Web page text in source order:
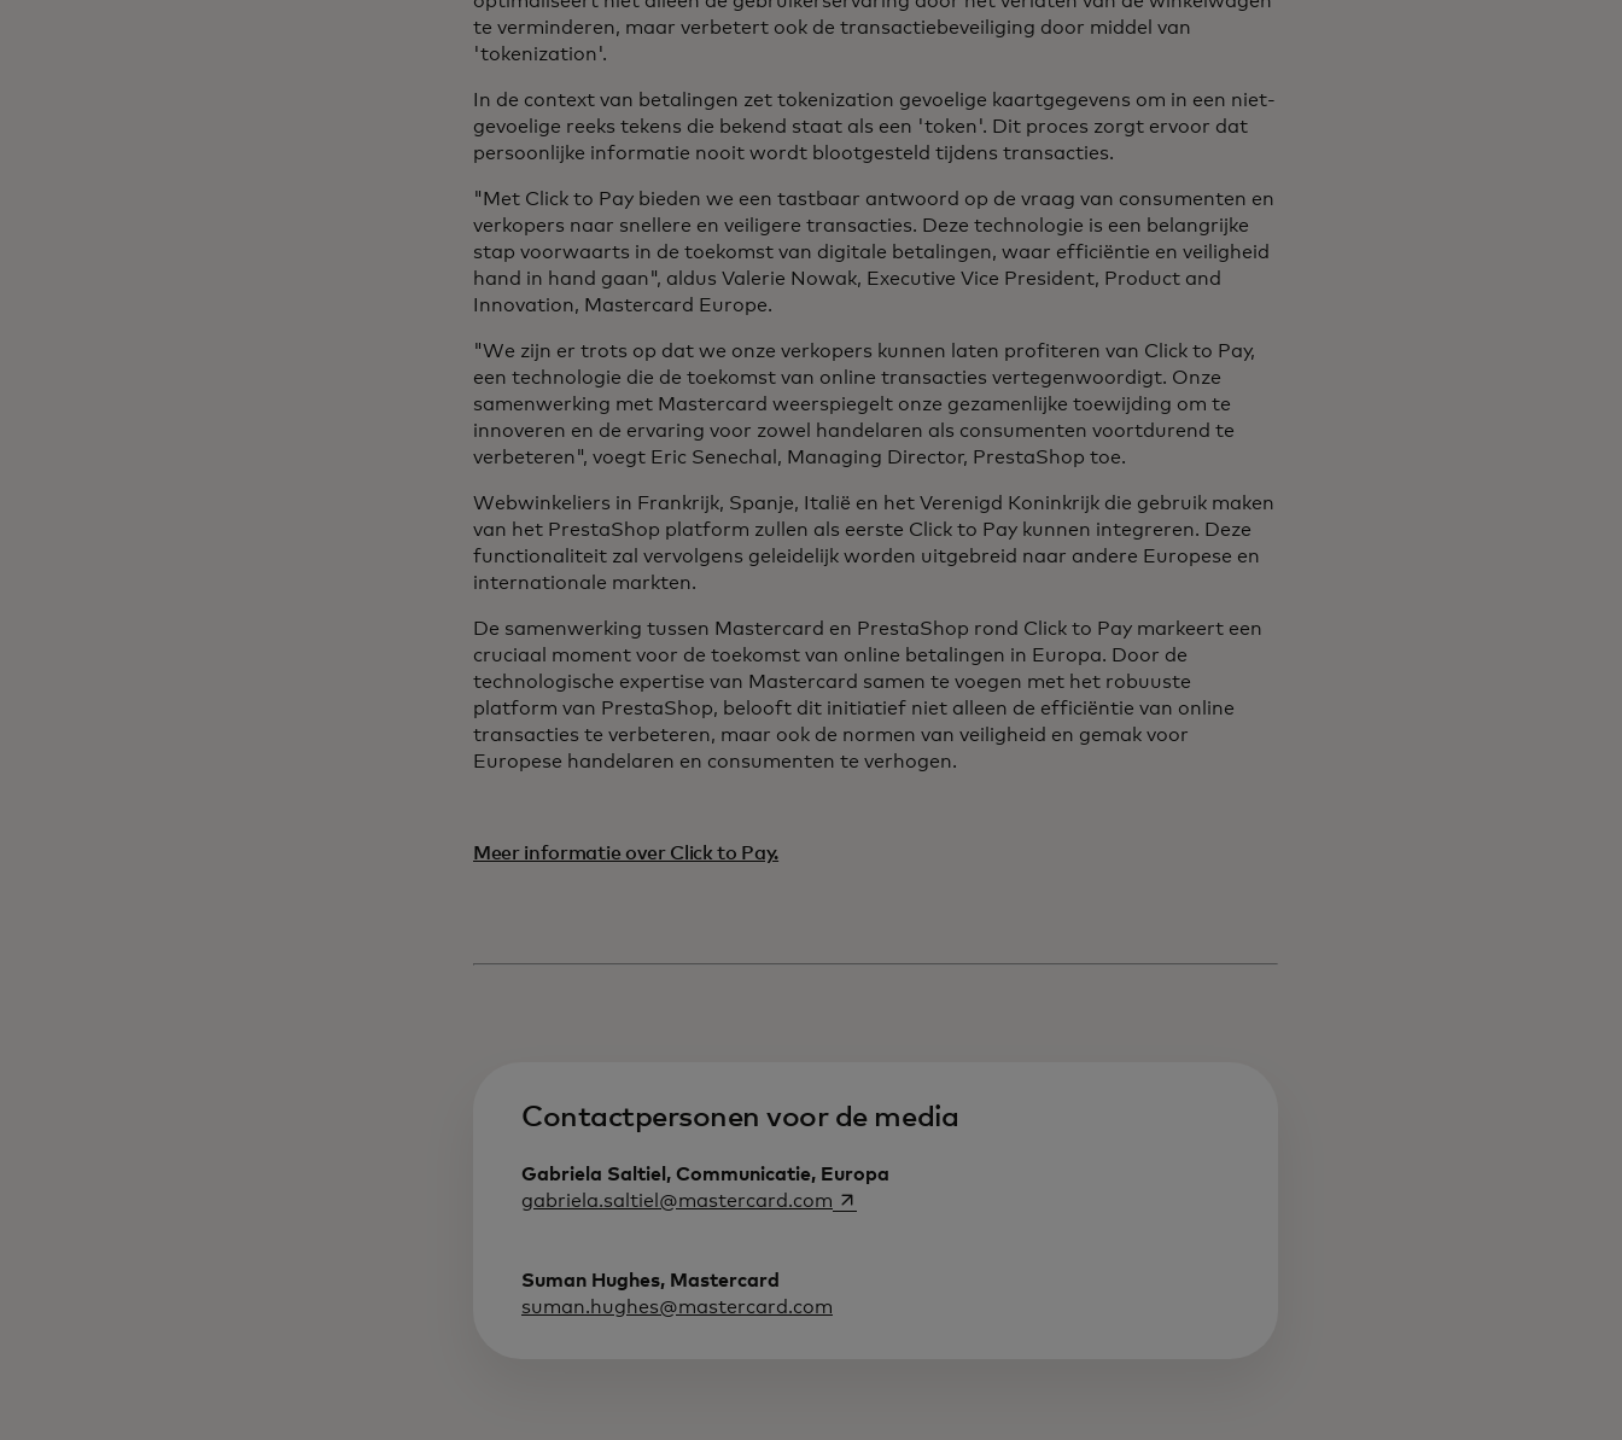
te verminderen, maar verbetert ook de transactiebeveiliging door middel van
'tokenization'.
In de context van betalingen zet tokenization gevoelige kaartgegevens om in een niet-
gevoelige reeks tekens die bekend staat als een 'token'. Dit proces zorgt ervoor dat
persoonlijke informatie nooit wordt blootgesteld tijdens transacties.
"Met Click to Pay bieden we een tastbaar antwoord op de vraag van consumenten en
verkopers naar snellere en veiligere transacties. Deze technologie is een belangrijke
stap voorwaarts in de toekomst van digitale betalingen, waar efficiëntie en veiligheid
hand in hand gaan", aldus Valerie Nowak, Executive Vice President, Product and
Innovation, Mastercard Europe.
"We zijn er trots op dat we onze verkopers kunnen laten profiteren van Click to Pay,
een technologie die de toekomst van online transacties vertegenwoordigt. Onze
samenwerking met Mastercard weerspiegelt onze gezamenlijke toewijding om te
innoveren en de ervaring voor zowel handelaren als consumenten voortdurend te
verbeteren", voegt Eric Senechal, Managing Director, PrestaShop toe.
Webwinkeliers in Frankrijk, Spanje, Italië en het Verenigd Koninkrijk die gebruik maken
van het PrestaShop platform zullen als eerste Click to Pay kunnen integreren. Deze
functionaliteit zal vervolgens geleidelijk worden uitgebreid naar andere Europese en
internationale markten.
De samenwerking tussen Mastercard en PrestaShop rond Click to Pay markeert een
cruciaal moment voor de toekomst van online betalingen in Europa. Door de
technologische expertise van Mastercard samen te voegen met het robuuste
platform van PrestaShop, belooft dit initiatief niet alleen de efficiëntie van online
transacties te verbeteren, maar ook de normen van veiligheid en gemak voor
Europese handelaren en consumenten te verhogen.
Meer informatie over Click to Pay.
Contactpersonen voor de media
Gabriela Saltiel, Communicatie, Europa
gabriela.saltiel@mastercard.com opens in a new tab
Suman Hughes, Mastercard
suman.hughes@mastercard.com